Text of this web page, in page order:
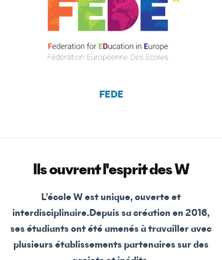
FEDE
Ils ouvrent l'esprit des W
L’école W est unique, ouverte et
interdisciplinaire.Depuis sa création en 2016,
ses étudiants ont été amenés à travailler avec
plusieurs établissements partenaires sur des